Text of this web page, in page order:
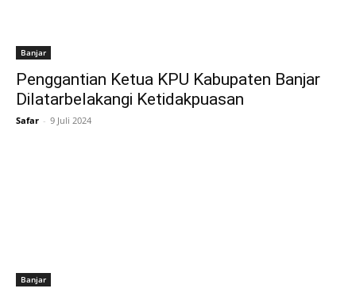
Banjar
Penggantian Ketua KPU Kabupaten Banjar
Dilatarbelakangi Ketidakpuasan
Safar - 9 Juli 2024
Banjar